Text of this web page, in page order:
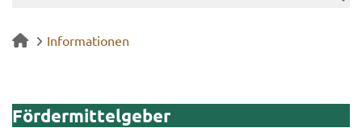
Informationen
För­der­mit­tel­ge­ber